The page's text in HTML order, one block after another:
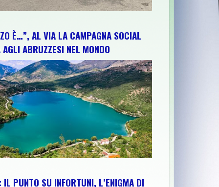
È…”, AL VIA LA CAMPAGNA SOCIAL
AGLI ABRUZZESI NEL MONDO
IL PUNTO SU INFORTUNI, L’ENIGMA DI